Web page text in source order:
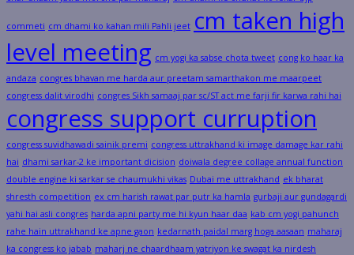
commeti cm dhami ko kahan mili Pahli jeet cm taken high
level meeting cm yogi ka sabse chota tweet cong ko haar ka
andaza congres bhavan me harda aur preetam samarthakon me maarpeet
congress dalit virodhi congres Sikh samaaj par sc/ST act me farji fir karwa rahi hai
congress support curruption
congress suvidhawadi sainik premi congress uttrakhand ki image damage kar rahi
hai dhami sarkar-2 ke important dicision doiwala degree collage annual function
double engine ki sarkar se chaumukhi vikas Dubai me uttrakhand ek bharat
shresth competition ex cm harish rawat par putr ka hamla gurbaji aur gundagardi
yahi hai asli congres harda apni party me hi kyun haar daa kab cm yogi pahunch
rahe hain uttrakhand ke apne gaon kedarnath paidal marg hoga aasaan maharaj
ka congress ko jabab maharj ne chaardhaam yatriyon ke swagat ka nirdesh